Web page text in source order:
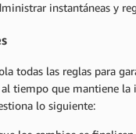
instantáneas y
todas las reglas para
tiempo que mantiene
lo siguiente: